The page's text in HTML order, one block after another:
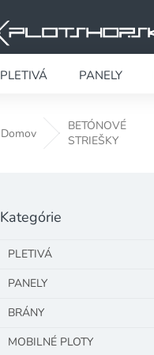
PLETIVÁ PANELY
Domov
BETÓNOVÉ
STRIEŠKY
kategórie
Kategórie
PLETIVÁ
PANELY
BRÁNY
MOBILNÉ PLOTY